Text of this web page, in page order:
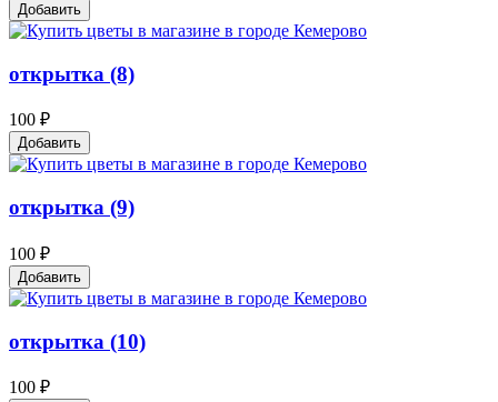
Добавить
открытка (8)
100 ₽
Добавить
открытка (9)
100 ₽
Добавить
открытка (10)
100 ₽